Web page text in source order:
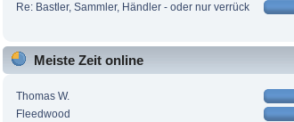
Re: Bastler, Sammler, Händler - oder nur verrück
Meiste Zeit online
Thomas W.
Fleedwood